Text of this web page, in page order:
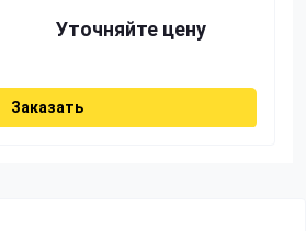
Уточняйте цену
Заказать